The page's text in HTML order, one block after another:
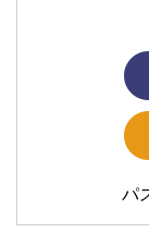
パ